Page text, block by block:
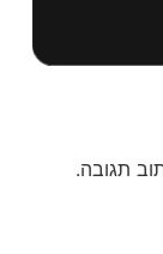
תגובה.